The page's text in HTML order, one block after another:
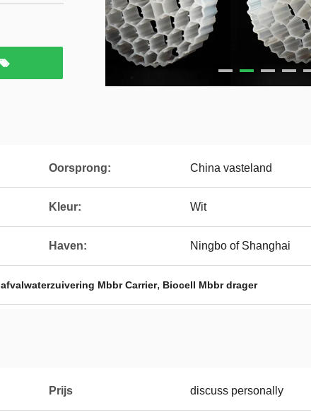
Oorsprong: China vasteland
Kleur: Wit
Haven: Ningbo of Shanghai
Mbbr Carrier, Biocell Mbbr drager
Prijs discuss personally